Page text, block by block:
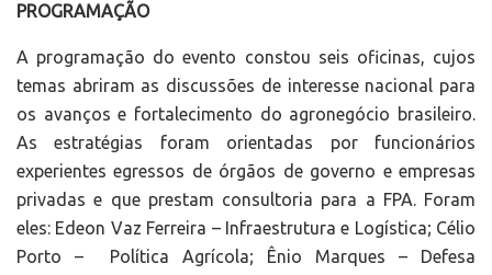
PROGRAMAÇÃO
A programação do evento constou seis oficinas, cujos
temas abriram as discussões de interesse nacional para
os avanços e fortalecimento do agronegócio brasileiro.
As estratégias foram orientadas por funcionários
experientes egressos de órgãos de governo e empresas
privadas e que prestam consultoria para a FPA. Foram
eles: Edeon Vaz Ferreira – Infraestrutura e Logística; Célio
Porto – Política Agrícola; Ênio Marques – Defesa